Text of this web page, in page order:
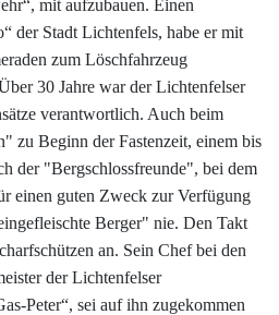
mit aufzubauen. Einen
der Stadt Lichtenfels, habe er mit
zum Löschfahrzeug
30 Jahre war der Lichtenfelser
verantwortlich. Auch beim
zu Beginn der Fastenzeit, einem bis
der "Bergschlossfreunde", bei dem
einen guten Zweck zur Verfügung
Berger" nie. Den Takt
an. Sein Chef bei den
der Lichtenfelser
Peter“, sei auf ihn zugekommen